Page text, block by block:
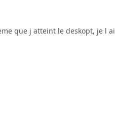
que j atteint le deskopt, je l ai